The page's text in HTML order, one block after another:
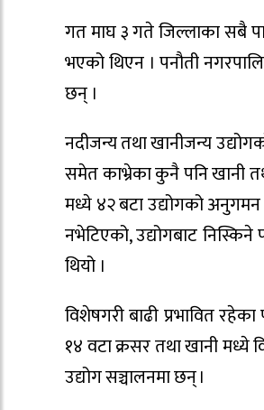
गत माघ ३ गते जिल्लाका सबै
भएको थिएन । पनौती
छन् ।
नदीजन्य तथा खानीजन्य
समेत काभ्रेका कुनै पनि खानी
मध्ये ४२ बटा उद्योगको
नभेटिएको, उद्योगबाट
थियो ।
विशेषगरी बाढी प्रभावित
१४ वटा क्रसर तथा खानी मध्ये
उद्योग सञ्चालनमा छन् ।